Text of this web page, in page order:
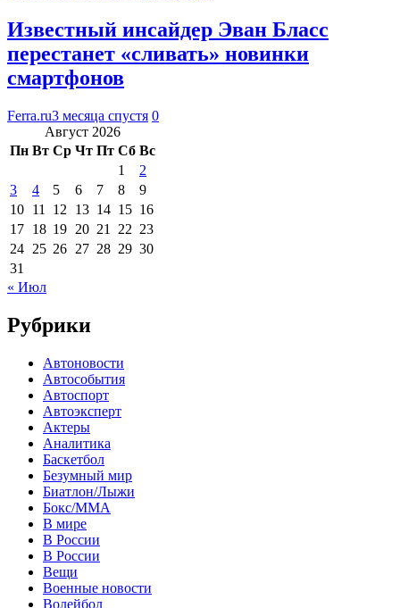
Известный инсайдер Эван Бласс
перестанет «сливать» новинки
смартфонов
Ferra.ru3 месяца спустя 0
Август 2026
Пн Вт Ср Чт Пт Сб Вс
1
2
3
4 5 6 7 8
9
10 11 12 13 14 15 16
17 18 19 20 21 22 23
24 25 26 27 28 29 30
31
« Июл
Рубрики
Автоновости
Автособытия
Автоспорт
Автоэксперт
Актеры
Аналитика
Баскетбол
Безумный мир
Биатлон/Лыжи
Бокс/MMA
В мире
В России
В России
Вещи
Военные новости
Волейбол